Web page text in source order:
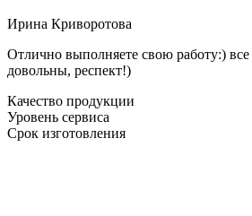
Ирина Криворотова
Отлично выполняете свою работу:) все
довольны, респект!)
Качество продукции
Уровень сервиса
Срок изготовления